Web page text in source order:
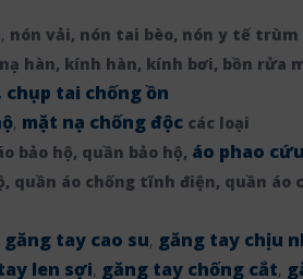
, nón vải, nón tai bèo, nón y tế
hàn, kính hàn, kính bơi, bồn rửa
tai chống ồn
, mặt nạ chống độc các loại
bảo hộ, quần bảo hộ, áo phao
quần áo chống tĩnh điện, quần áo
găng tay cao su, găng tay chịu
len sợi, găng tay chống cắt,